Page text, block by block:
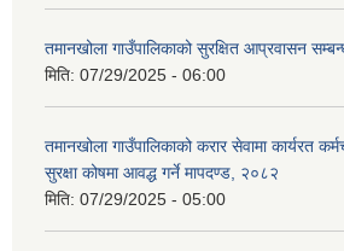
तमानखोला गाउँपालिकाको सुरक्षित आप्रवासन
मिति: 07/29/2025 - 06:00
तमानखोला गाउँपालिकाको करार सेवामा कार्यरत
सुरक्षा कोषमा आवद्ध गर्ने मापदण्ड, २०८२
मिति: 07/29/2025 - 05:00